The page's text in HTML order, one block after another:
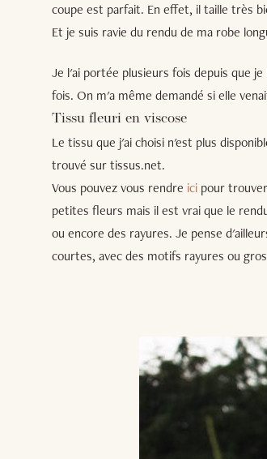
coupe est parfait. En effet, il taille très
Et je suis ravie du rendu de ma robe
Je l'ai portée plusieurs fois depuis que
fois. On m'a même demandé si elle
Tissu fleuri en viscose
Le tissu que j'ai choisi n'est plus
trouvé sur tissus.net.
Vous pouvez vous rendre ici pour
petites fleurs mais il est vrai que le
ou encore des rayures. Je pense
courtes, avec des motifs rayures ou